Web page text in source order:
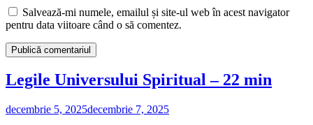
Salvează-mi numele, emailul și site-ul web în acest navigator
pentru data viitoare când o să comentez.
Legile Universului Spiritual – 22 min
decembrie 5, 2025decembrie 7, 2025